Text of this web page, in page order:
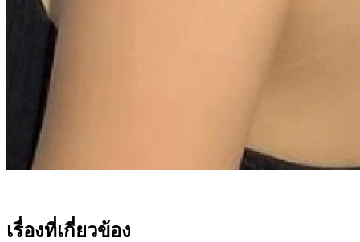
เรื่องที่เกี่ยวข้อง